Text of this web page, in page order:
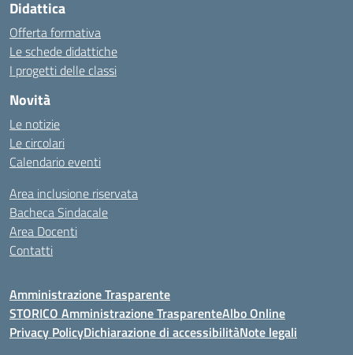
Didattica
Offerta formativa
Le schede didattiche
I progetti delle classi
Novità
Le notizie
Le circolari
Calendario eventi
Area inclusione riservata
Bacheca Sindacale
Area Docenti
Contatti
Amministrazione Trasparente
STORICO Amministrazione TrasparenteAlbo Online
Privacy PolicyDichiarazione di accessibilitàNote legali